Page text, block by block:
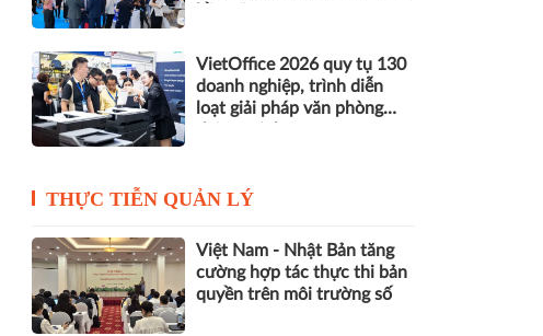
VietOffice 2026 quy tụ 130
doanh nghiệp, trình diễn
loạt giải pháp văn phòng
THỰC TIỄN QUẢN LÝ
Việt Nam - Nhật Bản tăng
cường hợp tác thực thi bản
quyền trên môi trường số